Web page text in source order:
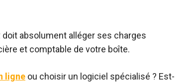
absolument alléger ses charges
et comptable de votre boîte.
ligne ou choisir un logiciel spécialisé ? Est-